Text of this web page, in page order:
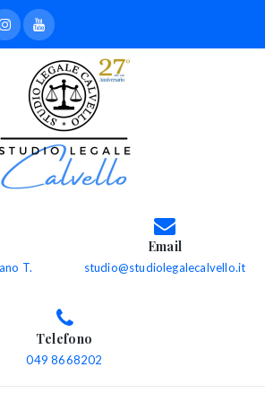
T.
Email
studio@studiolegalecalvello.it
Telefono
049 8668202